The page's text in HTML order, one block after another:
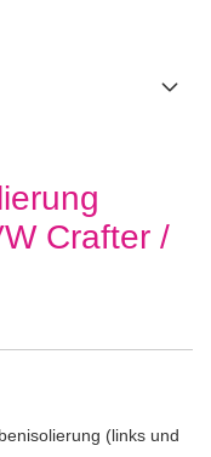
Crafter /
(links und